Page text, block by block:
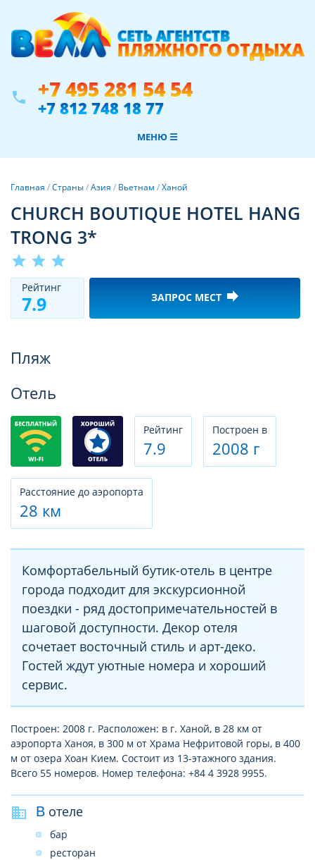
phone +7 495 281 54 54
+7 812 748 18 77
МЕНЮ ☰
Главная /Страны/Азия / Вьетнам /Ханой
CHURCH BOUTIQUE HOTEL HANG
TRONG 3*
star star star
Рeйтинг
7.9 ЗАПРОС МЕСТ forward
Пляж
Отель
Рeйтинг
7.9
Построен в
2008 г
Расстояние до аэропорта
28 км
Комфортабельный бутик-отель в центре
города подходит для экскурсионной
поездки - ряд достопримечательностей в
шаговой доступности. Декор отеля
сочетает восточный стиль и арт-деко.
Гостей ждут уютные номера и хороший
сервис.
Построен: 2008 г. Расположен: в г. Ханой, в 28 км от
аэропорта Ханоя, в 300 м от Храма Нефритовой горы, в 400
м от озера Хоан Кием. Состоит из 13-этажного здания.
Всего 55 номеров. Номер телефона: +84 4 3928 9955.
В отеле
бар
ресторан